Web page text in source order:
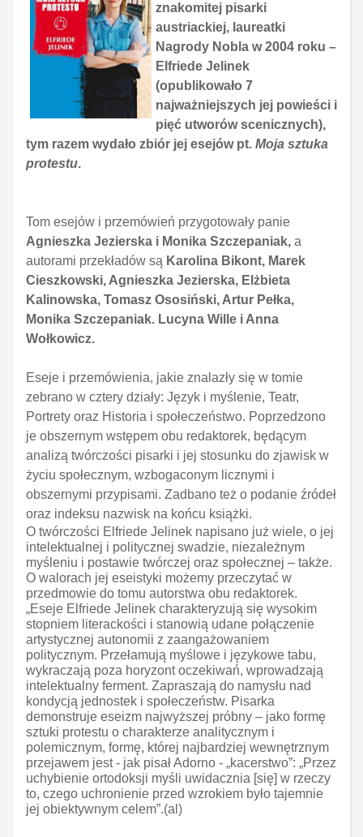
znakomitej pisarki
austriackiej, laureatki
Nagrody Nobla w 2004 roku –
Elfriede Jelinek
(opublikowało 7
najważniejszych jej powieści i
pięć utworów scenicznych),
tym razem wydało zbiór jej esejów pt. Moja sztuka
protestu.
Tom esejów i przemówień przygotowały panie
Agnieszka Jezierska i Monika Szczepaniak, a
autorami przekładów są Karolina Bikont, Marek
Cieszkowski, Agnieszka Jezierska, Elżbieta
Kalinowska, Tomasz Ososiński, Artur Pełka,
Monika Szczepaniak. Lucyna Wille i Anna
Wołkowicz.
Eseje i przemówienia, jakie znalazły się w tomie
zebrano w cztery działy: Język i myślenie, Teatr,
Portrety oraz Historia i społeczeństwo. Poprzedzono
je obszernym wstępem obu redaktorek, będącym
analizą twórczości pisarki i jej stosunku do zjawisk w
życiu społecznym, wzbogaconym licznymi i
obszernymi przypisami. Zadbano też o podanie źródeł
oraz indeksu nazwisk na końcu książki.
O twórczości Elfriede Jelinek napisano już wiele, o jej
intelektualnej i politycznej swadzie, niezależnym
myśleniu i postawie twórczej oraz społecznej – także.
O walorach jej eseistyki możemy przeczytać w
przedmowie do tomu autorstwa obu redaktorek.
„Eseje Elfriede Jelinek charakteryzują się wysokim
stopniem literackości i stanowią udane połączenie
artystycznej autonomii z zaangażowaniem
politycznym. Przełamują myślowe i językowe tabu,
wykraczają poza horyzont oczekiwań, wprowadzają
intelektualny ferment. Zapraszają do namysłu nad
kondycją jednostek i społeczeństw. Pisarka
demonstruje eseizm najwyższej próbny – jako formę
sztuki protestu o charakterze analitycznym i
polemicznym, formę, której najbardziej wewnętrznym
przejawem jest - jak pisał Adorno - „kacerstwo”: „Przez
uchybienie ortodoksji myśli uwidacznia [się] w rzeczy
to, czego uchronienie przed wzrokiem było tajemnie
jej obiektywnym celem”.(al)